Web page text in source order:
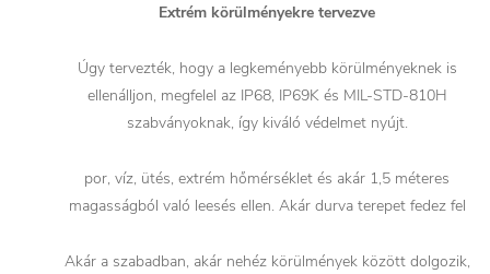
Extrém körülményekre tervezve
Úgy tervezték, hogy a legkeményebb körülményeknek is
ellenálljon, megfelel az IP68, IP69K és MIL-STD-810H
szabványoknak, így kiváló védelmet nyújt.
por, víz, ütés, extrém hőmérséklet és akár 1,5 méteres
magasságból való leesés ellen. Akár durva terepet fedez fel
Akár a szabadban, akár nehéz körülmények között dolgozik,